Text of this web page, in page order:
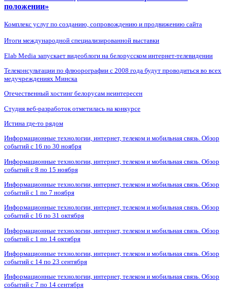
положении»
Комплекс услуг по созданию, сопровождению и продвижению сайта
Итоги международной специализированной выставки
Elab Media запускает видеоблоги на белорусском интернет-телевидении
Телеконсультации по флюорографии с 2008 года будут проводиться во всех
медучреждениях Минска
Отечественный хостинг белорусам неинтересен
Студия веб-разработок отметилась на конкурсе
Истина где-то рядом
Информационные технологии, интернет, телеком и мобильная связь. Обзор
событий с 16 по 30 ноября
Информационные технологии, интернет, телеком и мобильная связь. Обзор
событий с 8 по 15 ноября
Информационные технологии, интернет, телеком и мобильная связь. Обзор
событий с 1 по 7 ноября
Информационные технологии, интернет, телеком и мобильная связь. Обзор
событий с 16 по 31 октября
Информационные технологии, интернет, телеком и мобильная связь. Обзор
событий с 1 по 14 октября
Информационные технологии, интернет, телеком и мобильная связь. Обзор
событий с 14 по 23 сентября
Информационные технологии, интернет, телеком и мобильная связь. Обзор
событий с 7 по 14 сентября